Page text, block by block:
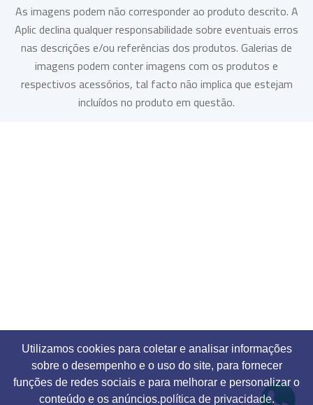
Utilizamos cookies para coletar e analisar informações
sobre o desempenho e o uso do site, para fornecer
funções de redes sociais e para melhorar e personalizar o
conteúdo e os anúncios.política de privacidade.
As imagens podem não corresponder ao produto descrito. A
Aplic declina qualquer responsabilidade sobre eventuais erros
nas descrições e/ou referências dos produtos. Galerias de
imagens podem conter imagens com os produtos e
respectivos acessórios, tal facto não implica que estejam
incluídos no produto em questão.